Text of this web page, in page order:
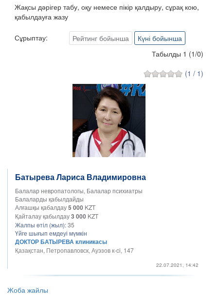
Жақсы дәрігер табу, оқу немесе пікір қалдыру, сұрақ кою,
қабылдауға жазу
Сұрыптау: Рейтинг бойынша
Күні бойынша
Табылды 1 (1/0)
(1 / 1)
Батырева Лариса Владимировна
Балалар невропатологы, Балалар психиатры
Балаларды қабылдайды
Алғашқы қабалдау5 000 KZT
Қайталау қабылдау3 000 KZT
Жалпы өтіл (жыл):35
Үйге шығып емдеуі мүмкін
ДОКТОР БАТЫРЕВА клиникасы
Қазақстан, Петропавловск, Ауэзов к-ci, 147
22.07.2021, 14:42
Жоба жайлы